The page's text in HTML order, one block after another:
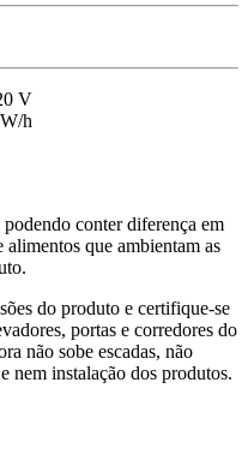
V
h
conter diferença em
que ambientam as
do produto e certifique-se
portas e corredores do
não sobe escadas, não
nem instalação dos produtos.